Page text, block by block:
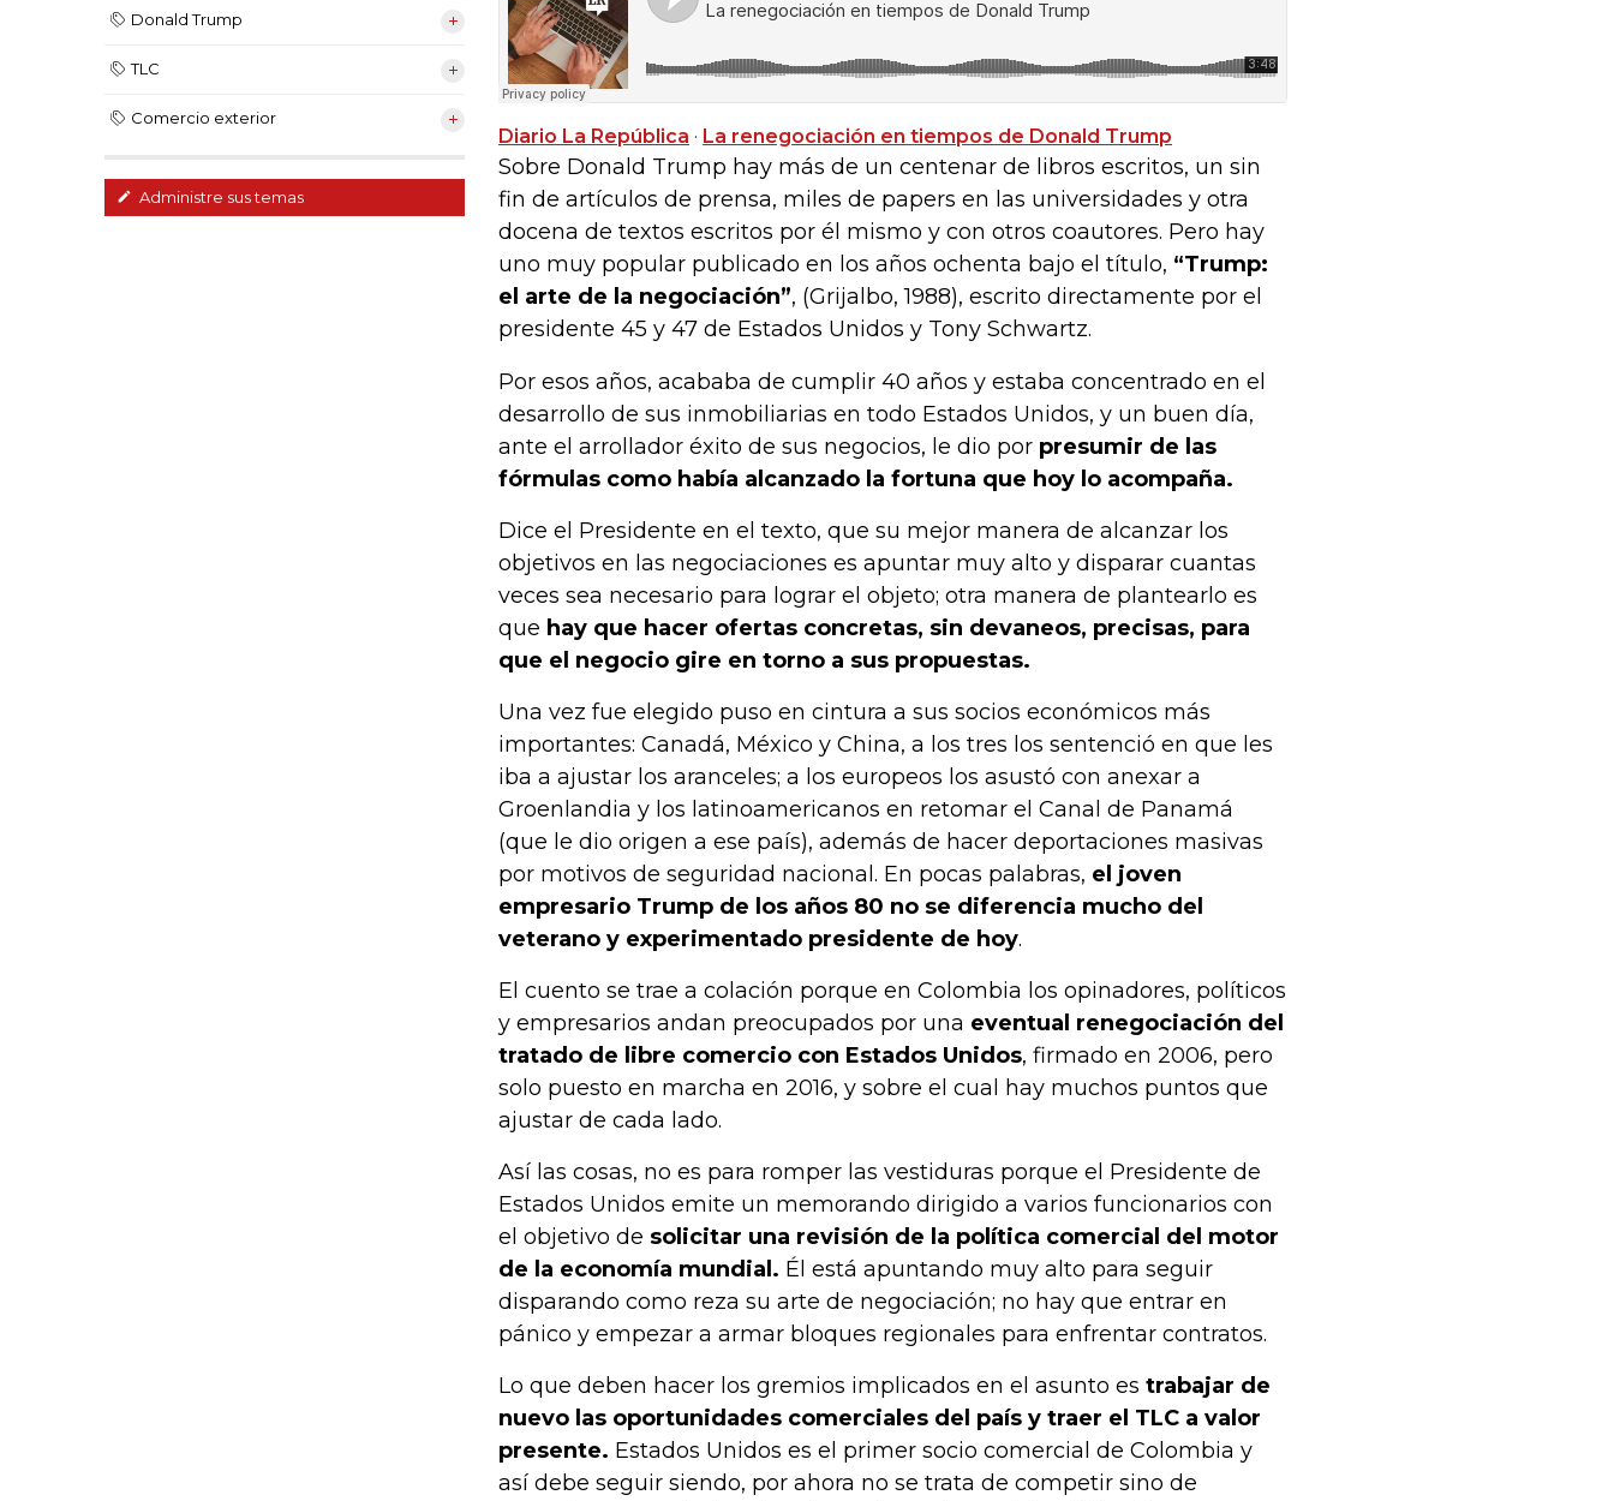
Donald Trump
TLC
Comercio exterior
Administre sus temas
Diario La República · La renegociación en tiempos de Donald Trump
Sobre Donald Trump hay más de un centenar de libros escritos, un sin
fin de artículos de prensa, miles de papers en las universidades y otra
docena de textos escritos por él mismo y con otros coautores. Pero hay
uno muy popular publicado en los años ochenta bajo el título, “Trump:
el arte de la negociación”, (Grijalbo, 1988), escrito directamente por el
presidente 45 y 47 de Estados Unidos y Tony Schwartz.
Por esos años, acababa de cumplir 40 años y estaba concentrado en el
desarrollo de sus inmobiliarias en todo Estados Unidos, y un buen día,
ante el arrollador éxito de sus negocios, le dio por presumir de las
fórmulas como había alcanzado la fortuna que hoy lo acompaña.
Dice el Presidente en el texto, que su mejor manera de alcanzar los
objetivos en las negociaciones es apuntar muy alto y disparar cuantas
veces sea necesario para lograr el objeto; otra manera de plantearlo es
que hay que hacer ofertas concretas, sin devaneos, precisas, para
que el negocio gire en torno a sus propuestas.
Una vez fue elegido puso en cintura a sus socios económicos más
importantes: Canadá, México y China, a los tres los sentenció en que les
iba a ajustar los aranceles; a los europeos los asustó con anexar a
Groenlandia y los latinoamericanos en retomar el Canal de Panamá
(que le dio origen a ese país), además de hacer deportaciones masivas
por motivos de seguridad nacional. En pocas palabras, el joven
empresario Trump de los años 80 no se diferencia mucho del
veterano y experimentado presidente de hoy.
El cuento se trae a colación porque en Colombia los opinadores, políticos
y empresarios andan preocupados por una eventual renegociación del
tratado de libre comercio con Estados Unidos, firmado en 2006, pero
solo puesto en marcha en 2016, y sobre el cual hay muchos puntos que
ajustar de cada lado.
Así las cosas, no es para romper las vestiduras porque el Presidente de
Estados Unidos emite un memorando dirigido a varios funcionarios con
el objetivo de solicitar una revisión de la política comercial del motor
de la economía mundial. Él está apuntando muy alto para seguir
disparando como reza su arte de negociación; no hay que entrar en
pánico y empezar a armar bloques regionales para enfrentar contratos.
Lo que deben hacer los gremios implicados en el asunto es trabajar de
nuevo las oportunidades comerciales del país y traer el TLC a valor
presente. Estados Unidos es el primer socio comercial de Colombia y
así debe seguir siendo, por ahora no se trata de competir sino de